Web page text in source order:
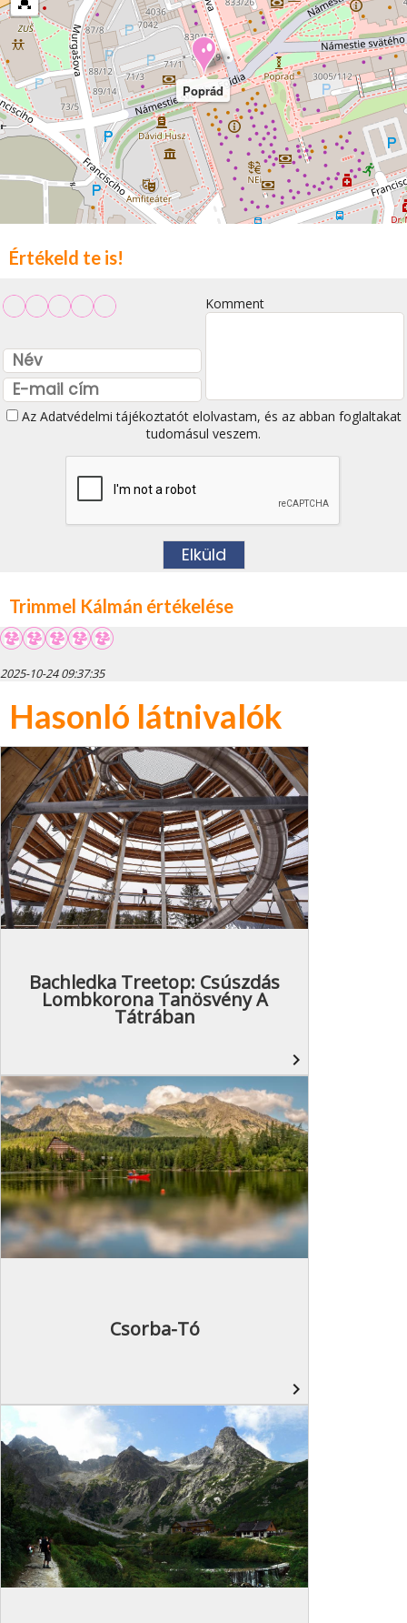
Poprád
Értékeld te is!
Komment
Az Adatvédelmi tájékoztatótelolvastam, és az abban foglaltakat
tudomásul veszem.
Trimmel Kálmán értékelése
2025-10-24 09:37:35
Hasonló látnivalók
Bachledka Treetop: Csúszdás
Lombkorona Tanösvény A
Tátrában
navigate_next
Csorba-Tó
navigate_next